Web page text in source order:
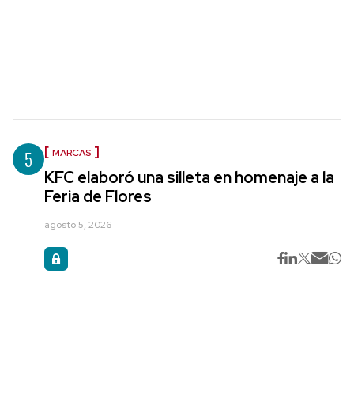
5 MARCAS
KFC elaboró una silleta en homenaje a la
Feria de Flores
agosto 5, 2026